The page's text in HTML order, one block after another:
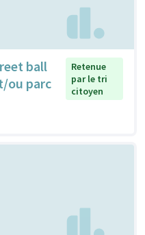
ball
ou parc
Retenue
par le tri
citoyen